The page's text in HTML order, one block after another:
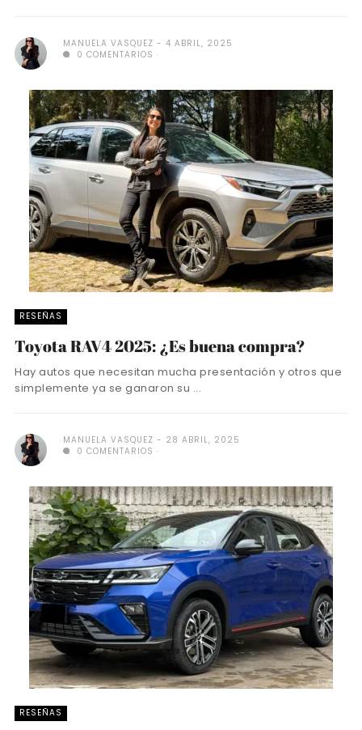
MANUELA VASQUEZ
4 ABRIL, 2025
0 COMENTARIOS
RESEÑAS
Toyota RAV4 2025: ¿Es buena compra?
Hay autos que necesitan mucha presentación y otros que
simplemente ya se ganaron su ...
MANUELA VASQUEZ
28 ABRIL, 2025
0 COMENTARIOS
RESEÑAS